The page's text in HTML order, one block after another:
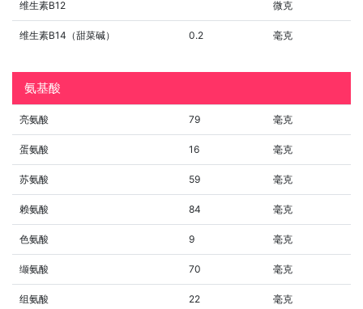
维生素B12 微克
维生素B14（甜菜碱） 0.2 毫克
氨基酸
亮氨酸 79 毫克
蛋氨酸 16 毫克
苏氨酸 59 毫克
赖氨酸 84 毫克
色氨酸 9 毫克
缬氨酸 70 毫克
组氨酸 22 毫克